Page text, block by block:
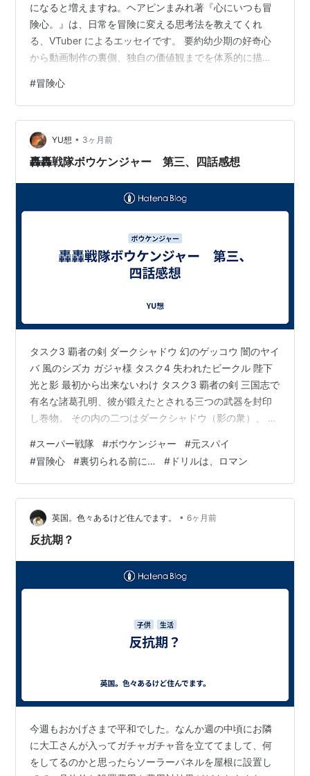
になると増えますね。ヘアピンまみれ著『心にいつも冒
険心。』は、日常を冒険に変える思考法を教えてくれ
る、VTuber によるエッセイです。 要約幼少期の好奇心
から動画制作の裏側、独自の価値観までを体系的に描
存の評価軸に縛られず、自分の感性を信じて行動するこ
との重要性を説いています。 こんな経験ありません
か？・「毎日がつまらない」・「刺激がない」・「大人
になるほど新しい体験が減る」そんな感覚、ありません
か？ 日常を冒険に変える「思考の転換」・私たちはいつ
#冒険心
YU想 • 3ヶ月前
轟轟戦隊ボウケンジャー 第三、四話感想
タスク3 覇者の剣 ダークシャドウ 幻のゲッコウ 闇のヤイ
バ 風のシズカ ガジャ様 タスク4 失われたビークル 陛下
光と影 最初から出来ないわけ タスク3 覇者の剣 三国志で
有名な諸葛孔明、彼が鍛えたとされる三つの武器を封印
し巻物。 その内の二つはダークシャドウ（影の衆）、 最
とダークシャドウによる、三つ目の巻物の争奪戦が始ま
る。 ダークシャドウ 今回は、新たなる組織、影の衆こと
ダークシャドウのお披露目と、 元スパイ・ブルーの過去
のお話。 OP映像も、更新されて嬉しい。 自身のスリル
の為、多くの企業や国、そして人々を悲しませてしまっ
た償いの…
#スーパー戦隊 #ボウケンジャー #元スパイ
#冒険心 #裏切られる前に… # ドリルは、ロマン
英国。色々あるけど住んでます。 • 6ヶ月前
反抗期？
今週もおかげさまで平和でした。なんか週の中頃にお隣
に大工さんが入ってガチャガチャ音を立ててまして、何
をしてるのかと思ったらソーラーパネルを屋根に設置し